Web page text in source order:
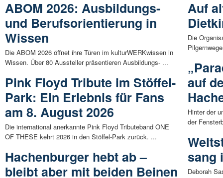
ABOM 2026: Ausbildungs-
und Berufsorientierung in
Wissen
Die ABOM 2026 öffnet ihre Türen im kulturWERKwissen in
Wissen. Über 80 Aussteller präsentieren Ausbildungs- ...
Pink Floyd Tribute im Stöffel-
Park: Ein Erlebnis für Fans
am 8. August 2026
Die international anerkannte Pink Floyd Tributeband ONE
OF THESE kehrt 2026 in den Stöffel-Park zurück. ...
Hachenburger hebt ab –
bleibt aber mit beiden Beinen
Auf
Die
auf
Hinter der
der
sang
Deborah